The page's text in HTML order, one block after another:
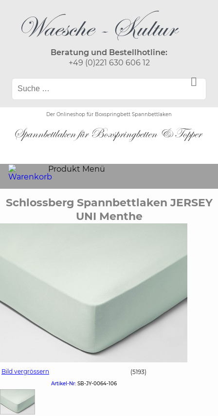
Beratung und Bestellhotline:
+49 (0)221 630 606 12
Der Onlineshop für Boxspringbett Spannbettlaken
Produkt Menü
Schlossberg Spannbettlaken JERSEY
UNI Menthe
Bild vergrössern (5193)
Artikel-Nr: SB-JY-0064-106